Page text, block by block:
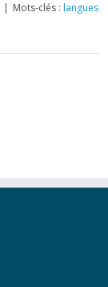
| Mots-clés : langues